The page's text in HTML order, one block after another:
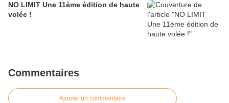
NO LIMIT Une 11ème édition de haute
volée !
Commentaires
Ajouter un commentaire